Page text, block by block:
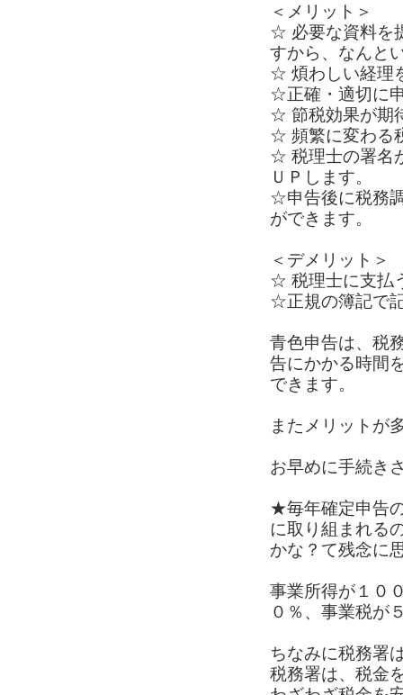
＜メリット＞
☆ 必要な資料を
すから、なんと
☆ 煩わしい経理
☆正確・適切に
☆ 節税効果が期
☆ 頻繁に変わる
☆ 税理士の署名
ＵＰします。
☆申告後に税務
ができます。
＜デメリット＞
☆ 税理士に支払
☆正規の簿記で
青色申告は、税
告にかかる時間
できます。
またメリットが
お早めに手続き
★毎年確定申告
に取り組まれる
かな？て残念に
事業所得が１０
０％、事業税が
ちなみに税務署
税務署は、税金